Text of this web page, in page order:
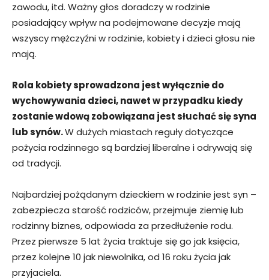
zawodu, itd. Ważny głos doradczy w rodzinie
posiadający wpływ na podejmowane decyzje mają
wszyscy mężczyźni w rodzinie, kobiety i dzieci głosu nie
mają.
Rola kobiety sprowadzona jest wyłącznie do
wychowywania dzieci, nawet w przypadku kiedy
zostanie wdową zobowiązana jest słuchać się syna
lub synów.W dużych miastach reguły dotyczące
pożycia rodzinnego są bardziej liberalne i odrywają się
od tradycji.
Najbardziej pożądanym dzieckiem w rodzinie jest syn –
zabezpiecza starość rodziców, przejmuje ziemię lub
rodzinny biznes, odpowiada za przedłużenie rodu.
Przez pierwsze 5 lat życia traktuje się go jak księcia,
przez kolejne 10 jak niewolnika, od 16 roku życia jak
przyjaciela.